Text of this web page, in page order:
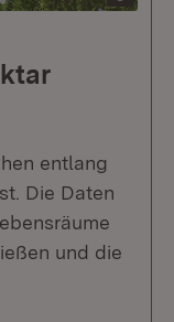
entlang
Die Daten
und die